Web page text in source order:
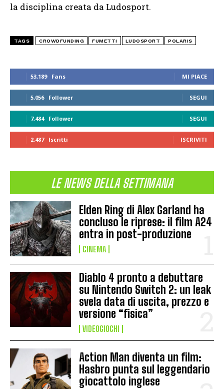
53,189 Fans MI PIACE
5,056 Follower SEGUI
7,484 Follower SEGUI
2,487 Iscritti ISCRIVITI
LE NEWS DELLA SETTIMANA
Elden Ring di Alex Garland ha
concluso le riprese: il film A24
entra in post-produzione
CINEMA
Diablo 4 pronto a debuttare
su Nintendo Switch 2: un leak
svela data di uscita, prezzo e
versione “fisica”
VIDEOGIOCHI
Action Man diventa un film:
Hasbro punta sul leggendario
giocattolo inglese
la disciplina creata da Ludosport.
TAGS CROWDFUNDING FUMETTI LUDOSPORT POLARIS